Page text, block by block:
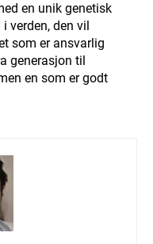
en unik genetisk
verden, den vil
som er ansvarlig
generasjon til
en som er godt